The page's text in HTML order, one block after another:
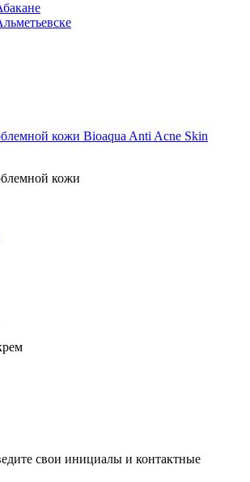
кожи Bioaqua Anti Acne Skin
кожи
свои инициалы и контактные